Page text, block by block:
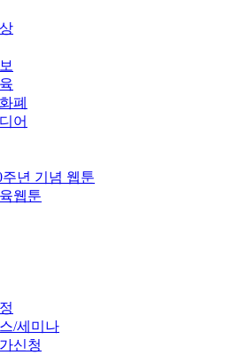
폐
어
주년 기념 웹툰
웹툰
/세미나
신청